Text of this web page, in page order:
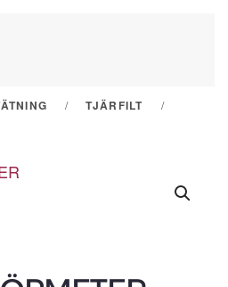
TJÄRFILT